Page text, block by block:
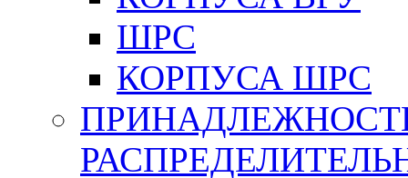
ШРС
КОРПУСА ШРС